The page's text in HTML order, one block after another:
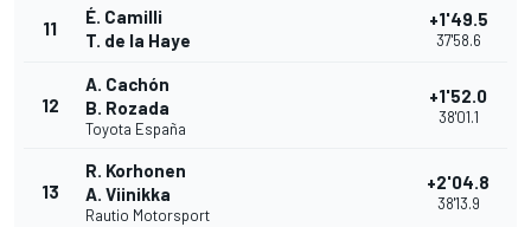
11
É. Camilli
T. de la Haye
+1'49.5
37'58.6
12
A. Cachón
B. Rozada
Toyota España
+1'52.0
38'01.1
13
R. Korhonen
A. Viinikka
Rautio Motorsport
+2'04.8
38'13.9